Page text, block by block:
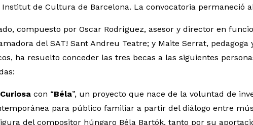
Institut de Cultura de Barcelona. La convocatoria permaneció
compuesto por Oscar Rodríguez, asesor y director en
del SAT! Sant Andreu Teatre; y Maite Serrat,
ha resuelto conceder las tres becas a las siguientes
con “Béla”, un proyecto que nace de la voluntad de
para público familiar a partir del diálogo entre
del compositor húngaro Béla Bartók, tanto por su